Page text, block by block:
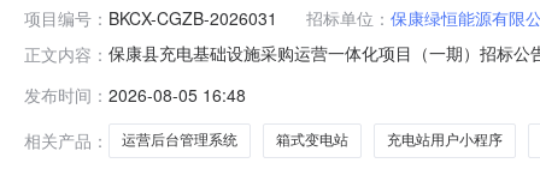
项目编号： BKCX-CGZB-2026031 招标单位： 保康绿恒能源有限
正文内容： 保康县充电基础设施采购运营一体化项目（一期）招标
司，招标代理机构为保康楚信工程管理咨询有限公司。
发布时间： 2026-08-05 16:48
相关产品：
运营后台管理系统 箱式变电站 充电站用户小程序